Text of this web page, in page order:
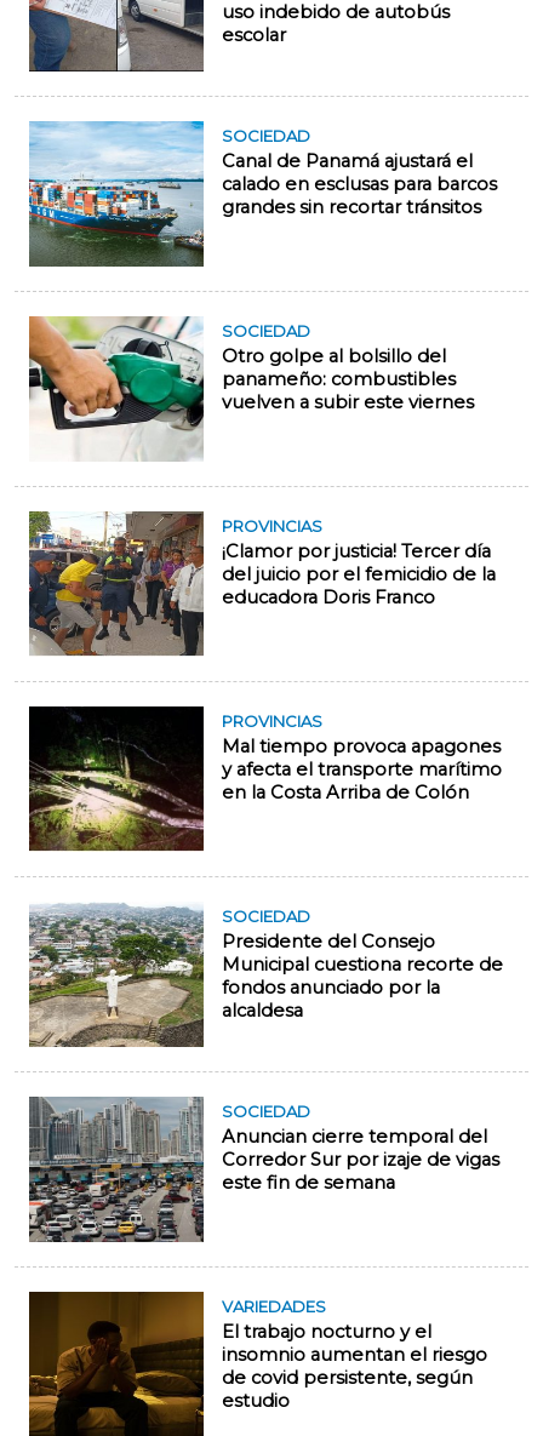
uso indebido de autobús
escolar
SOCIEDAD
Canal de Panamá ajustará el
calado en esclusas para barcos
grandes sin recortar tránsitos
SOCIEDAD
Otro golpe al bolsillo del
panameño: combustibles
vuelven a subir este viernes
PROVINCIAS
¡Clamor por justicia! Tercer día
del juicio por el femicidio de la
educadora Doris Franco
PROVINCIAS
Mal tiempo provoca apagones
y afecta el transporte marítimo
en la Costa Arriba de Colón
SOCIEDAD
Presidente del Consejo
Municipal cuestiona recorte de
fondos anunciado por la
alcaldesa
SOCIEDAD
Anuncian cierre temporal del
Corredor Sur por izaje de vigas
este fin de semana
VARIEDADES
El trabajo nocturno y el
insomnio aumentan el riesgo
de covid persistente, según
estudio